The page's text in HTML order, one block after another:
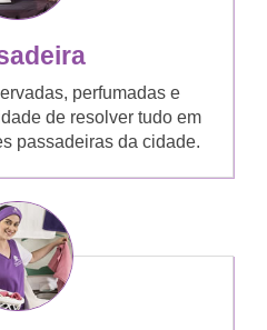
perfumadas e
de resolver tudo em
passadeiras da cidade.